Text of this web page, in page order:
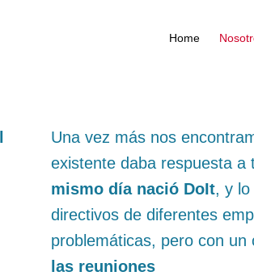
Home
Una vez más nos
existente daba respuesta a
mismo día nació DoIt, y lo
directivos de diferentes
problemáticas, pero con un
las reuniones